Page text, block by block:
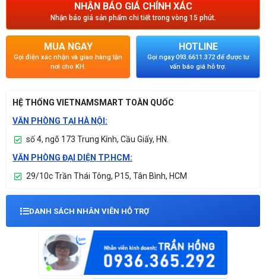
NHẬN BÁO GIÁ CHÍNH XÁC
Nhận báo giá sản phẩm chi tiết trong vòng 15 phút.
MUA NGAY
Gọi điện xác nhận và giao hàng tận
nơi cho KH.
HOTLINE
Gọi ngay 093.6611.372 để được tư
vấn báo giá hỗ trợ.
HỆ THỐNG VIETNAMSMART TOÀN QUỐC
VĂN PHÒNG TẠI HÀ NỘI:
số 4, ngõ 173 Trung Kính, Cầu Giấy, HN.
VĂN PHÒNG ĐẠI DIỆN TP.HCM:
29/10c Trần Thái Tông, P15, Tân Bình, HCM
DANH SÁCH NHÂN VIÊN HỖ TRỢ